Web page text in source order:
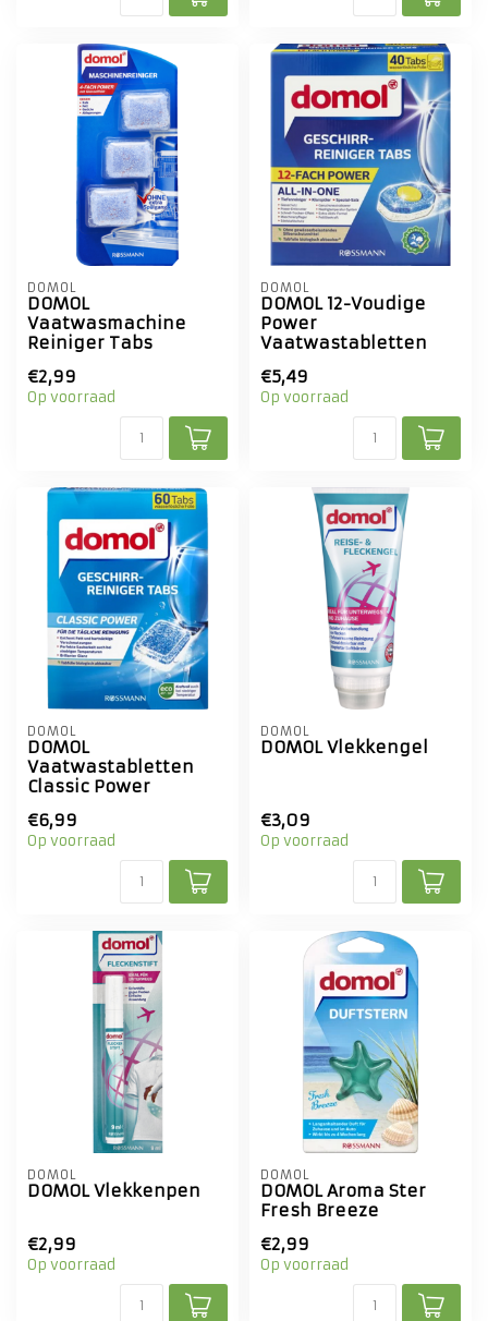
DOMOL
DOMOL
Vaatwasmachine
Reiniger Tabs
€2,99
Op voorraad
DOMOL
DOMOL 12-Voudige
Power
Vaatwastabletten
€5,49
Op voorraad
DOMOL
DOMOL
Vaatwastabletten
Classic Power
€6,99
Op voorraad
DOMOL
DOMOL Vlekkengel
€3,09
Op voorraad
DOMOL
DOMOL Vlekkenpen
€2,99
Op voorraad
DOMOL
DOMOL Aroma Ster
Fresh Breeze
€2,99
Op voorraad